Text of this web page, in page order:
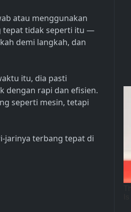
atau menggunakan
tepat tidak seperti itu —
demi langkah, dan
itu, dia pasti
dengan rapi dan efisien.
seperti mesin, tetapi
jarinya terbang tepat di